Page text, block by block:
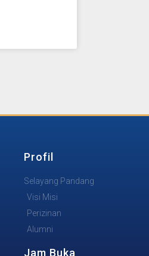
Profil
Selayang Pandang
Visi Misi
Perizinan
Alumni
Jam Buka